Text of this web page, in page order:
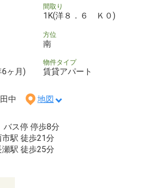
間取り
1K(洋８．６ Ｋ０)
方位
南
ヶ月)
物件タイプ
賃貸アパート
田中 地図
ス停 停歩8分
市駅 徒歩21分
瀬駅 徒歩25分